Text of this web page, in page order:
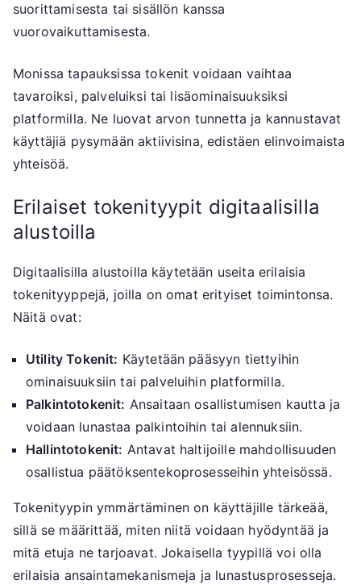
suorittamisesta tai sisällön kanssa
vuorovaikuttamisesta.
Monissa tapauksissa tokenit voidaan vaihtaa
tavaroiksi, palveluiksi tai lisäominaisuuksiksi
platformilla. Ne luovat arvon tunnetta ja kannustavat
käyttäjiä pysymään aktiivisina, edistäen elinvoimaista
yhteisöä.
Erilaiset tokenityypit digitaalisilla
alustoilla
Digitaalisilla alustoilla käytetään useita erilaisia
tokenityyppejä, joilla on omat erityiset toimintonsa.
Näitä ovat:
Utility Tokenit: Käytetään pääsyyn tiettyihin
ominaisuuksiin tai palveluihin platformilla.
Palkintotokenit: Ansaitaan osallistumisen kautta ja
voidaan lunastaa palkintoihin tai alennuksiin.
Hallintotokenit: Antavat haltijoille mahdollisuuden
osallistua päätöksentekoprosesseihin yhteisössä.
Tokenityypin ymmärtäminen on käyttäjille tärkeää,
sillä se määrittää, miten niitä voidaan hyödyntää ja
mitä etuja ne tarjoavat. Jokaisella tyypillä voi olla
erilaisia ansaintamekanismeja ja lunastusprosesseja.